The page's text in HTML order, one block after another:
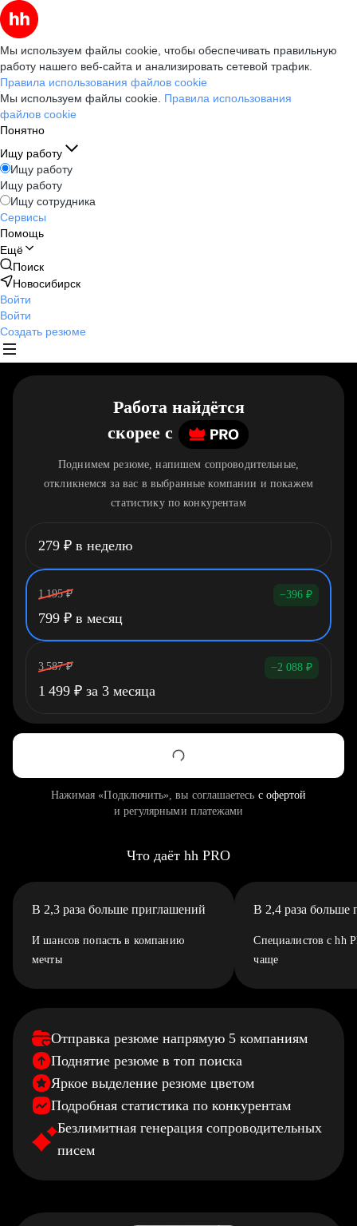
Мы используем файлы cookie, чтобы обеспечивать правильную
работу нашего веб-сайта и анализировать сетевой трафик.
Правила использования файлов cookie
Мы используем файлы cookie. Правила использования
файлов cookie
Понятно
Ищу работу
Ищу работу
Ищу работу
Ищу сотрудника
Сервисы
Помощь
Ещё
Поиск
Новосибирск
Войти
Войти
Создать резюме
Работа найдётся
скорее c
Поднимем резюме, напишем сопроводительные,
откликнемся за вас в выбранные компании и покажем
статистику по конкурентам
279 ₽ в неделю
1 195 ₽ −396 ₽
799 ₽ в месяц
3 587 ₽ −2 088 ₽
1 499 ₽ за 3 месяца
Нажимая «Подключить», вы соглашаетесь с офертой
и регулярными платежами
Что даёт hh PRO
В 2,3 раза больше приглашений
И шансов попасть в компанию
мечты
В 2,4 раза больше
Специалистов с hh
чаще
Отправка резюме напрямую 5 компаниям
Поднятие резюме в топ поиска
Яркое выделение резюме цветом
Подробная статистика по конкурентам
Безлимитная генерация сопроводительных
писем